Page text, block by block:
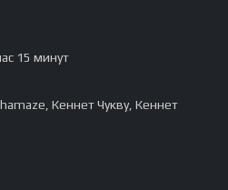
15 минут
Кеннет Чукву, Кеннет